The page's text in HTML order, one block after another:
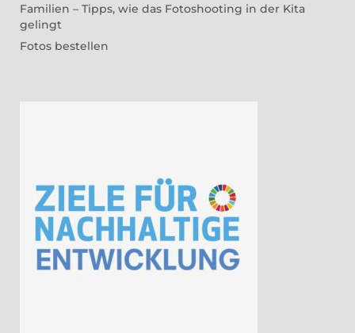
Familien – Tipps, wie das Fotoshooting in der Kita
gelingt
Fotos bestellen